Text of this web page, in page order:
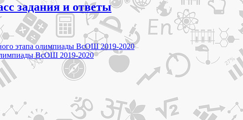
задания и ответы
этапа олимпиады ВсОШ 2019-2020
ВсОШ 2019-2020